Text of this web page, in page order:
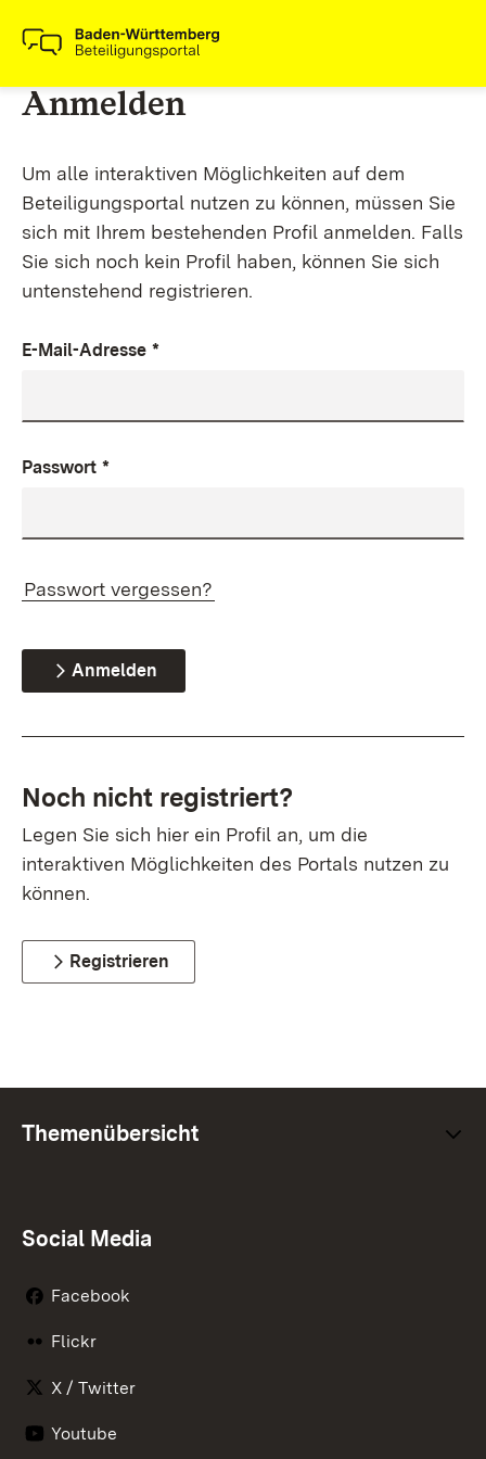
Anmelden
Um alle interaktiven Möglichkeiten auf dem
Beteiligungsportal nutzen zu können, müssen Sie
sich mit Ihrem bestehenden Profil anmelden. Falls
Sie sich noch kein Profil haben, können Sie sich
untenstehend registrieren.
E-Mail-Adresse *
Passwort *
Passwort vergessen?
Anmelden
Noch nicht registriert?
Legen Sie sich hier ein Profil an, um die
interaktiven Möglichkeiten des Portals nutzen zu
können.
Registrieren
Themenübersicht
Social Media
Facebook
Flickr
X / Twitter
Youtube